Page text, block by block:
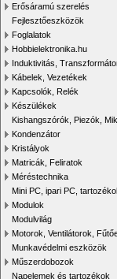
Erősáramú szerelés
Fejlesztőeszközök
Foglalatok
Hobbielektronika.hu
Induktivitás,
Kábelek, Vezetékek
Kapcsolók, Relék
Készülékek
Kishangszórók, Piezók,
Kondenzátor
Kristályok
Matricák, Feliratok
Méréstechnika
Mini PC, ipari PC,
Modulok
Modulvilág
Motorok, Ventilátorok,
Munkavédelmi eszközök
Műszerdobozok
Napelemek és tartozékok